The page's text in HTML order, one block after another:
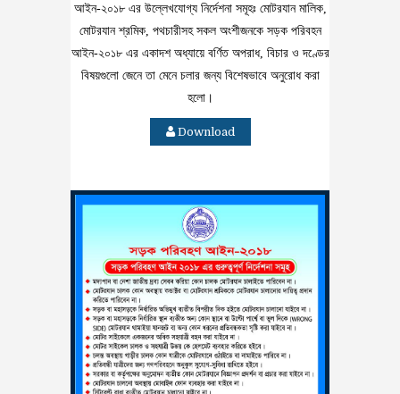
আইন-২০১৮ এর উল্লেখযোগ্য নির্দেশনা সমূহঃ মোটরযান মালিক,
মোটরযান শ্রমিক, পথচারীসহ সকল অংশীজনকে সড়ক পরিবহন
আইন-২০১৮ এর একাদশ অধ্যায়ে বর্ণিত অপরাধ, বিচার ও দণ্ডের
বিষয়গুলো জেনে তা মেনে চলার জন্য বিশেষভাবে অনুরোধ করা
হলো।
Download